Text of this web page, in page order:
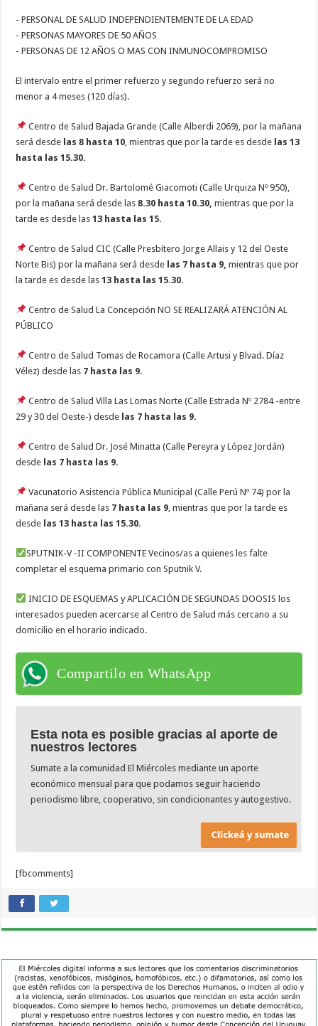
- PERSONAL DE SALUD INDEPENDIENTEMENTE DE LA EDAD
- PERSONAS MAYORES DE 50 AÑOS
- PERSONAS DE 12 AÑOS O MAS CON INMUNOCOMPROMISO
El intervalo entre el primer refuerzo y segundo refuerzo será no
menor a 4 meses (120 días).
Centro de Salud Bajada Grande (Calle Alberdi 2069), por la mañana
será desde las 8 hasta 10 , mientras que por la tarde es desde las 13
hasta las 15.30.
Centro de Salud Dr. Bartolomé Giacomoti (Calle Urquiza Nº 950),
por la mañana será desde las 8.30 hasta 10.30, mientras que por la
tarde es desde las 13 hasta las 15.
Centro de Salud CIC (Calle Presbítero Jorge Allais y 12 del Oeste
Norte Bis) por la mañana será desde las 7 hasta 9, mientras que por
la tarde es desde las13 hasta las 15.30.
Centro de Salud La Concepción NO SE REALIZARÁ ATENCIÓN AL
PÚBLICO
Centro de Salud Tomas de Rocamora (Calle Artusi y Blvad. Díaz
Vélez) desde las 7 hasta las 9.
Centro de Salud Villa Las Lomas Norte (Calle Estrada Nº 2784 -entre
29 y 30 del Oeste-) desde las 7 hasta las 9.
Centro de Salud Dr. José Minatta (Calle Pereyra y López Jordán)
desde las 7 hasta las 9.
Vacunatorio Asistencia Pública Municipal (Calle Perú Nº 74) por la
mañana será desde las 7 hasta las 9 , mientras que por la tarde es
desde las 13 hasta las 15.30.
SPUTNIK-V -II COMPONENTE Vecinos/as a quienes les falte
completar el esquema primario con Sputnik V.
INICIO DE ESQUEMAS y APLICACIÓN DE SEGUNDAS DOOSIS los
interesados pueden acercarse al Centro de Salud más cercano a su
domicilio en el horario indicado.
Compartilo en WhatsApp
Esta nota es posible gracias al aporte de
nuestros lectores
Sumate a la comunidad El Miércoles mediante un aporte
económico mensual para que podamos seguir haciendo
periodismo libre, cooperativo, sin condicionantes y autogestivo.
[fbcomments]